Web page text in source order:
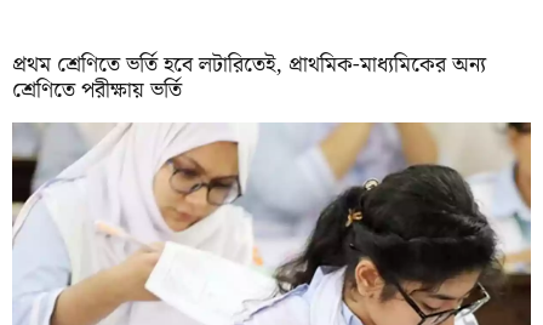
প্রথম শ্রেণিতে ভর্তি হবে লটারিতেই, প্রাথমিক-মাধ্যমিকের অন্য
শ্রেণিতে পরীক্ষায় ভর্তি